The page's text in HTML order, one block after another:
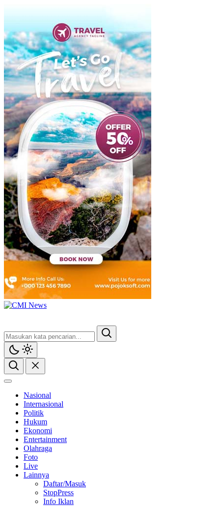
Nasional
Internasional
Politik
Hukum
Ekonomi
Entertainment
Olahraga
Foto
Live
Lainnya
Daftar/Masuk
StopPress
Info Iklan